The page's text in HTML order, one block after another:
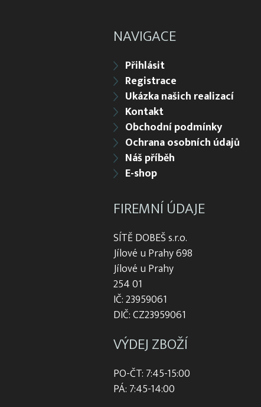
NAVIGACE
Přihlásit
Registrace
Ukázka našich realizací
Kontakt
Obchodní podmínky
Ochrana osobních údajů
Náš příběh
E-shop
FIREMNÍ ÚDAJE
SÍTĚ DOBEŠ s.r.o.
Jílové u Prahy 698
Jílové u Prahy
254 01
IČ: 23959061
DIČ: CZ23959061
VÝDEJ ZBOŽÍ
PO-ČT: 7:45-15:00
PÁ: 7:45-14:00